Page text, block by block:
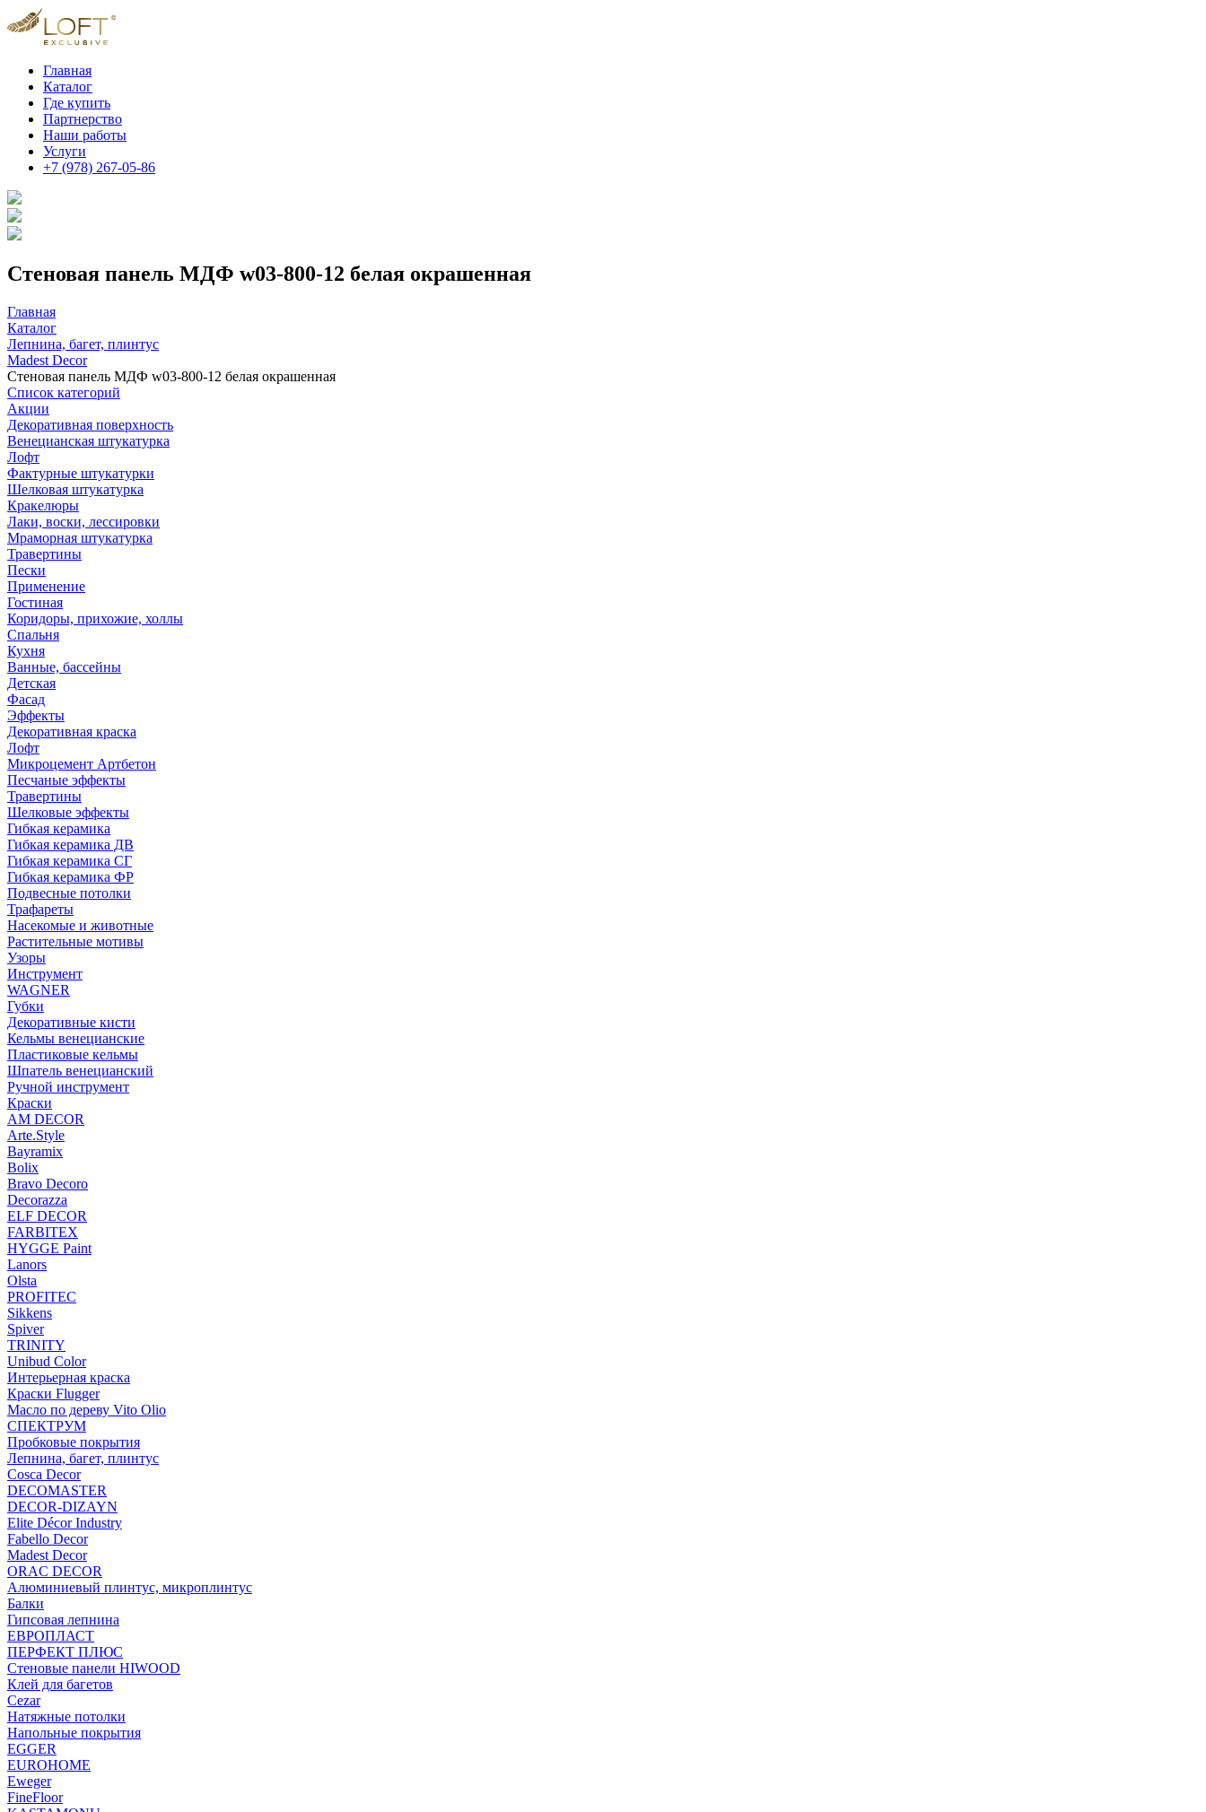
Главная
Каталог
Где купить
Партнерство
Наши работы
Услуги
+7 (978) 267-05-86
Стеновая панель МДФ w03-800-12 белая окрашенная
Главная
Каталог
Лепнина, багет, плинтус
Madest Decor
Стеновая панель МДФ w03-800-12 белая окрашенная
Список категорий
Акции
Декоративная поверхность
Венецианская штукатурка
Лофт
Фактурные штукатурки
Шелковая штукатурка
Кракелюры
Лаки, воски, лессировки
Мраморная штукатурка
Травертины
Пески
Применение
Гостиная
Коридоры, прихожие, холлы
Спальня
Кухня
Ванные, бассейны
Детская
Фасад
Эффекты
Декоративная краска
Лофт
Микроцемент Артбетон
Песчаные эффекты
Травертины
Шелковые эффекты
Гибкая керамика
Гибкая керамика ДВ
Гибкая керамика СГ
Гибкая керамика ФР
Подвесные потолки
Трафареты
Насекомые и животные
Растительные мотивы
Узоры
Инструмент
WAGNER
Губки
Декоративные кисти
Кельмы венецианские
Пластиковые кельмы
Шпатель венецианский
Ручной инструмент
Краски
AM DECOR
Arte.Style
Bayramix
Bolix
Bravo Decoro
Decorazza
ELF DECOR
FARBITEX
HYGGE Paint
Lanors
Olsta
PROFITEC
Sikkens
Spiver
TRINITY
Unibud Color
Интерьерная краска
Краски Flugger
Масло по дереву Vito Olio
СПЕКТРУМ
Пробковые покрытия
Лепнина, багет, плинтус
Cosca Decor
DECOMASTER
DECOR-DIZAYN
Elite Décor Industry
Fabello Decor
Madest Decor
ORAC DECOR
Алюминиевый плинтус, микроплинтус
Балки
Гипсовая лепнина
ЕВРОПЛАСТ
ПЕРФЕКТ ПЛЮС
Стеновые панели HIWOOD
Клей для багетов
Cezar
Натяжные потолки
Напольные покрытия
EGGER
EUROHOME
Eweger
FineFloor